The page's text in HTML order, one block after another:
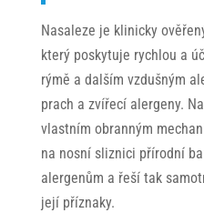
Nasaleze je klinicky
který poskytuje rychlou a
rýmě a dalším vzdušným
prach a zvířecí alergeny.
vlastním obranným
na nosní sliznici přírodní
alergenům a řeší tak
její příznaky.
použití
identifikátorů,
které ukazují
na konkrétní
uživatelé
našeho webu.
Pokud vypnete
používání
analytických
cookies ve
vztahu k Vaší